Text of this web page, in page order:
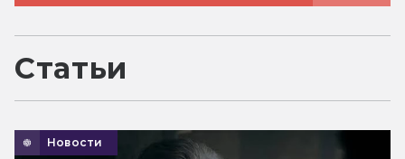
Статьи
Новости